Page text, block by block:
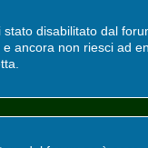
disabilitato dal
ancora non riesci ad